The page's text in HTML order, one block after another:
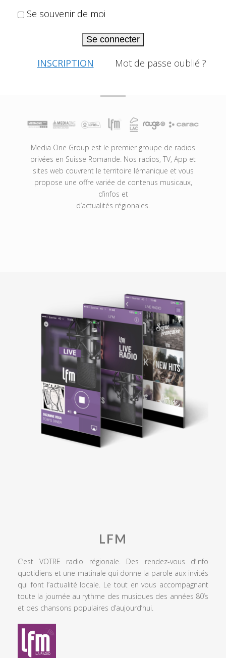
Se souvenir de moi
Se connecter
INSCRIPTION Mot de passe oublié ?
Media One Group est le premier groupe de radios
privées en Suisse Romande. Nos radios, TV, App et
sites web couvrent le territoire lémanique et vous
propose une offre variée de contenus musicaux,
d’infos et
d’actualités régionales.
LFM
C’est VOTRE radio régionale. Des rendez-vous d’info
quotidiens et une matinale qui donne la parole aux invités
qui font l’actualité locale. Le tout en vous accompagnant
toute la journée au rythme des musiques des années 80’s
et des chansons populaires d’aujourd’hui.